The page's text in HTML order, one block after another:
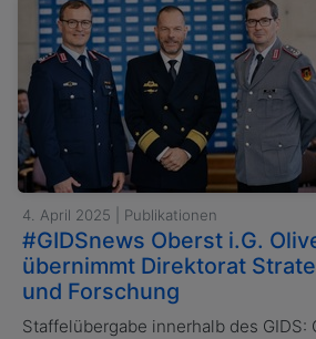
4. April 2025 | Publikationen
#GIDSnews Oberst i.G.
übernimmt Direktorat
und Forschung
Staffelübergabe innerhalb des GIDS: